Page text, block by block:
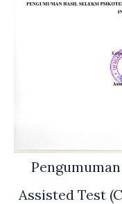
Assisted Test